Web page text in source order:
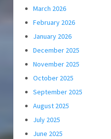
March 2026
February 2026
January 2026
December 2025
November 2025
October 2025
September 2025
August 2025
July 2025
June 2025